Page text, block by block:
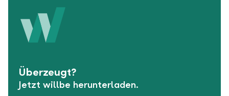
Überzeugt?
Jetzt willbe herunterladen.